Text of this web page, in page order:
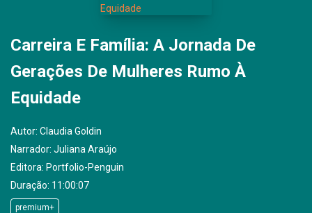
Carreira E Família: A Jornada De
Gerações De Mulheres Rumo À
Equidade
Autor: Claudia Goldin
Narrador: Juliana Araújo
Editora: Portfolio-Penguin
Duração: 11:00:07
premium+